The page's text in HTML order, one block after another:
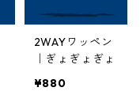
2WAYワッペン
｜ぎょぎょぎょ
¥880